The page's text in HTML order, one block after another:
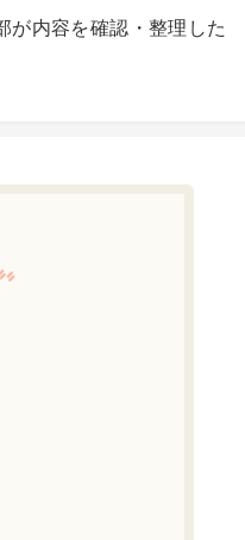
が内容を確認・整理した